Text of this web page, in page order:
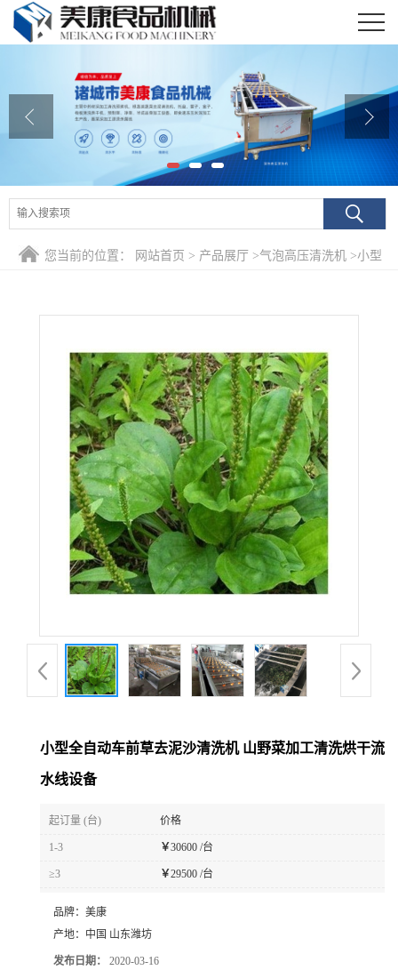
公司介绍
公司动态
产品展厅
联系我们
您当前的位置： 网站首页 > 产品展厅 >气泡高压清洗机 >小型
小型全自动车前草去泥沙清洗机 山野菜加工清洗烘干流
水线设备
起订量 (台) 价格
1-3 ￥30600 /台
≥3 ￥29500 /台
品牌： 美康
产地： 中国 山东潍坊
发布日期： 2020-03-16